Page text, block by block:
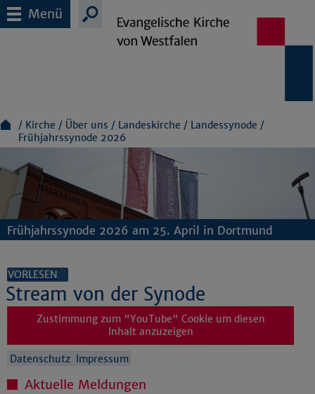
Menü
Kirche Über uns Landeskirche
Landessynode
Frühjahrssynode 2026
Frühjahrssynode 2026 am 25. April in Dortmund
VORLESEN
Stream von der Synode
Zustimmung zum "YouTube" Cookie um diesen
Inhalt anzuzeigen
Datenschutz Impressum
Aktuelle Meldungen